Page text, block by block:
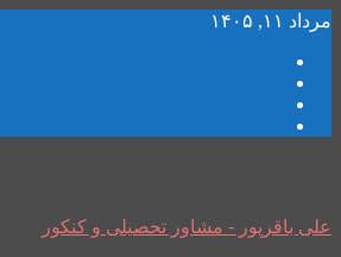
مرداد ۱۱, ۱۴۰۵
علی باقرپور - مشاور تحصیلی و کنکور